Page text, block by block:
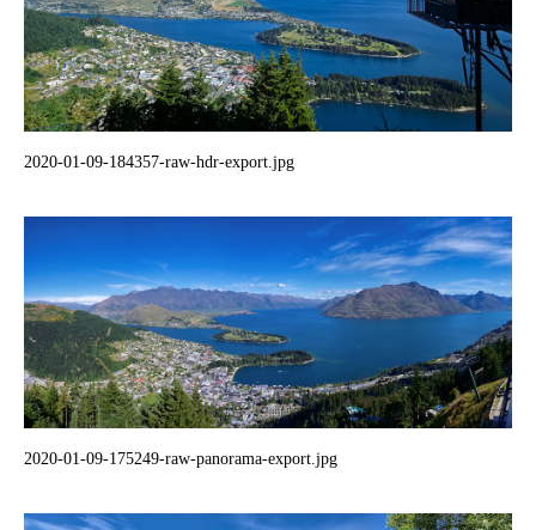
2020-01-09-184357-raw-hdr-export.jpg
2020-01-09-175249-raw-panorama-export.jpg